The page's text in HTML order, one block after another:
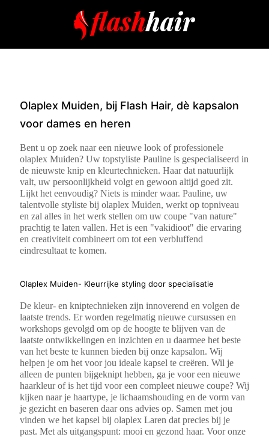
Olaplex Muiden, bij Flash Hair, dè kapsalon
voor dames en heren
Bent u op zoek naar een nieuwe look of professionele
olaplex Muiden? Uw topstyliste Pauline is gespecialiseerd in
de nieuwste knip en kleurtechnieken. Haar dat natuurlijk
valt, uw persoonlijkheid volgt en gewoon altijd goed zit.
Lijkt het eenvoudig? Niets is minder waar. Pauline, uw
talentvolle styliste bij olaplex Muiden, werkt op topniveau
en zal alles in het werk stellen om uw coupe "van nature"
prachtig te laten vallen. Het is een "vakidioot" die ervaring
en creativiteit combineert om tot een verbluffend
eindresultaat te komen.
Olaplex Muiden- Kleurrijke styling door specialisatie
De kleur- en kniptechnieken zijn innoverend en volgen de
laatste trends. Er worden regelmatig nieuwe cursussen en
workshops gevolgd om op de hoogte te blijven van de
laatste ontwikkelingen en inzichten en u daarmee het beste
van het beste te kunnen bieden bij onze kapsalon. Wij
helpen je om het voor jou ideale kapsel te creëren. Wil je
alleen de punten bijgeknipt hebben, ga je voor een nieuwe
haarkleur of is het tijd voor een compleet nieuwe coupe? Wij
kijken naar je haartype, je lichaamshouding en de vorm van
je gezicht en baseren daar ons advies op. Samen met jou
vinden we het kapsel bij olaplex Laren dat precies bij je
past. Met als uitgangspunt: mooi en gezond haar. Voor onze